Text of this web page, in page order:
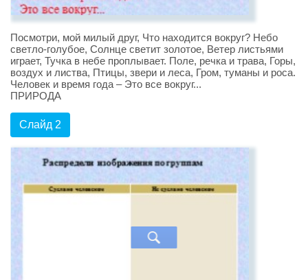
Посмотри, мой милый друг, Что находится вокруг? Небо
светло-голубое, Солнце светит золотое, Ветер листьями
играет, Тучка в небе проплывает. Поле, речка и трава, Горы,
воздух и листва, Птицы, звери и леса, Гром, туманы и роса.
Человек и время года – Это все вокруг...
ПРИРОДА
Слайд 2